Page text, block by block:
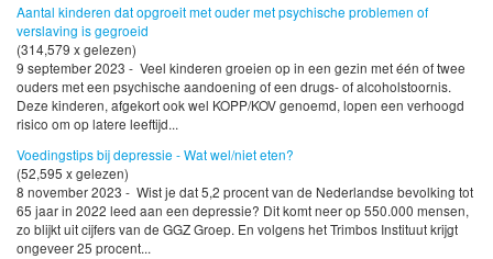
Aantal kinderen dat opgroeit met ouder met psychische problemen of
verslaving is gegroeid
(314,579 x gelezen)
9 september 2023 - Veel kinderen groeien op in een gezin met één of twee
ouders met een psychische aandoening of een drugs- of alcoholstoornis.
Deze kinderen, afgekort ook wel KOPP/KOV genoemd, lopen een verhoogd
risico om op latere leeftijd...
Voedingstips bij depressie - Wat wel/niet eten?
(52,595 x gelezen)
8 november 2023 - Wist je dat 5,2 procent van de Nederlandse bevolking tot
65 jaar in 2022 leed aan een depressie? Dit komt neer op 550.000 mensen,
zo blijkt uit cijfers van de GGZ Groep. En volgens het Trimbos Instituut krijgt
ongeveer 25 procent...